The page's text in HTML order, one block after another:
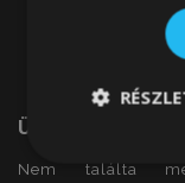
Üdvözöljük
Nem találta